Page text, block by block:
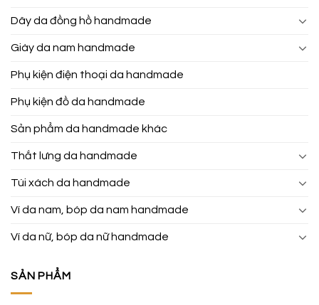
Dây da đồng hồ handmade
Giày da nam handmade
Phụ kiện điện thoại da handmade
Phụ kiện đồ da handmade
Sản phẩm da handmade khác
Thắt lưng da handmade
Túi xách da handmade
Ví da nam, bóp da nam handmade
Ví da nữ, bóp da nữ handmade
SẢN PHẨM